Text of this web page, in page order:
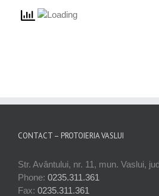
CONTACT – PROTOIERIA VASLUI
Str. Avântului, nr. 11, mun. Vaslui,
Phone: 0235.311.361
Fax: 0235.311.361